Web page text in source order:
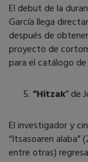
El debut de la
García llega
después de
proyecto de
para el catálogo
“Hitzak” de
El investigador y
“Itsasoaren alaba”
entre otras)